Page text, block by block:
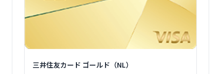
三井住友カード ゴールド（NL）